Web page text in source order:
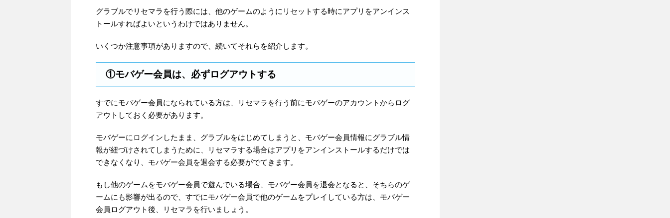
グラブルでリセマラを行う際には、他のゲームのようにリセットする時にアプリをアンインス
トールすればよいというわけではありません。
いくつか注意事項がありますので、続いてそれらを紹介します。
①モバゲー会員は、必ずログアウトする
すでにモバゲー会員になられている方は、リセマラを行う前にモバゲーのアカウントからログ
アウトしておく必要があります。
モバゲーにログインしたまま、グラブルをはじめてしまうと、モバゲー会員情報にグラブル情
報が紐づけされてしまうために、リセマラする場合はアプリをアンインストールするだけでは
できなくなり、モバゲー会員を退会する必要がでてきます。
もし他のゲームをモバゲー会員で遊んでいる場合、モバゲー会員を退会となると、そちらのゲ
ームにも影響が出るので、すでにモバゲー会員で他のゲームをプレイしている方は、モバゲー
会員ログアウト後、リセマラを行いましょう。